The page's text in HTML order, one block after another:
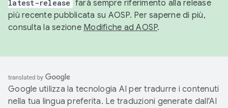
latest-release farà sempre riferimento alla release
più recente pubblicata su AOSP. Per saperne di più,
consulta la sezione Modifiche ad AOSP.
Google utilizza la tecnologia AI per tradurre i contenuti
nella tua lingua preferita. Le traduzioni generate dall'AI